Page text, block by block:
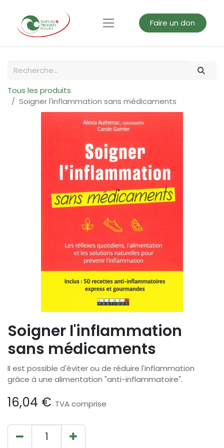
Faire un don
Tous les produits
Soigner l'inflammation sans médicaments
Soigner l'inflammation
sans médicaments
Il est possible d'éviter ou de réduire l'inflammation
grâce à une alimentation "anti-inflammatoire".
16,04 € TVA comprise